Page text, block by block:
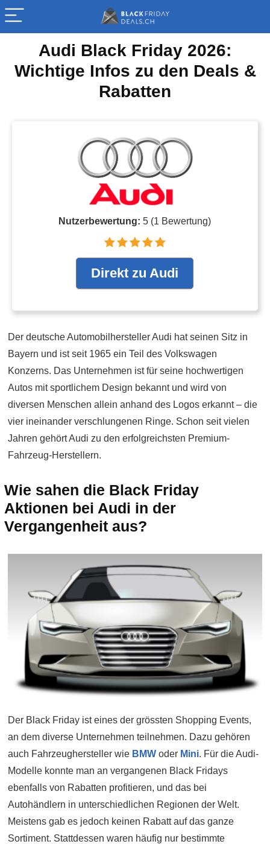
Audi Black Friday 2026:
Wichtige Infos zu den Deals &
Rabatten
Nutzerbewertung:5 (1 Bewertung)
Direkt zu Audi
Der deutsche Automobilhersteller Audi hat seinen Sitz in
Bayern und ist seit 1965 ein Teil des Volkswagen
Konzerns. Das Unternehmen ist für seine hochwertigen
Autos mit sportlichem Design bekannt und wird von
diversen Menschen allein anhand des Logos erkannt – die
vier ineinander verschlungenen Ringe. Schon seit vielen
Jahren gehört Audi zu den erfolgreichsten Premium-
Fahrzeug-Herstellern.
Wie sahen die Black Friday
Aktionen bei Audi in der
Vergangenheit aus?
Der Black Friday ist eines der grössten Shopping Events,
an dem diverse Unternehmen teilnehmen. Dazu gehören
auch Fahrzeughersteller wie BMW oder Mini. Für die Audi-
Modelle konnte man an vergangenen Black Fridays
ebenfalls von Rabatten profitieren, und das bei
Autohändlern in unterschiedlichen Regionen der Welt.
Meistens gab es jedoch keinen Rabatt auf das ganze
Sortiment. Stattdessen waren häufig nur bestimmte